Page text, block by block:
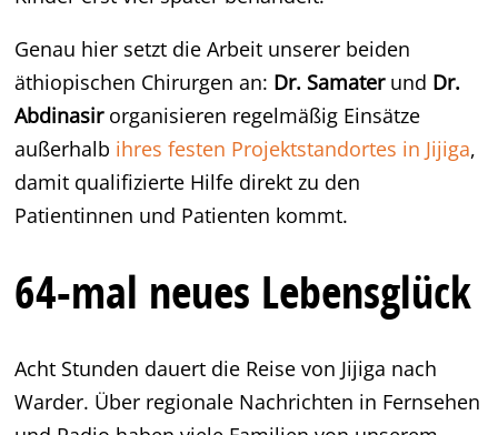
Genau hier setzt die Arbeit unserer beiden
äthiopischen Chirurgen an: Dr. Samaterund Dr.
Abdinasirorganisieren regelmäßig Einsätze
außerhalb ihres festen Projektstandortes in Jijiga,
damit qualifizierte Hilfe direkt zu den
Patientinnen und Patienten kommt.
64-mal neues Lebensglück
Acht Stunden dauert die Reise von Jijiga nach
Warder. Über regionale Nachrichten in Fernsehen